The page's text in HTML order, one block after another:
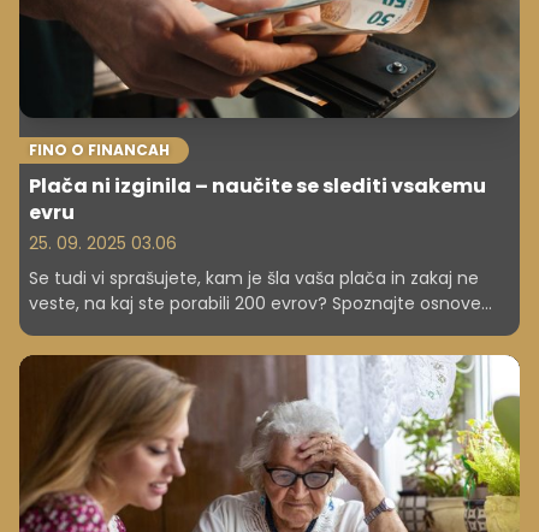
FINO O FINANCAH
Plača ni izginila – naučite se slediti vsakemu
evru
25. 09. 2025 03.06
Se tudi vi sprašujete, kam je šla vaša plača in zakaj ne
veste, na kaj ste porabili 200 evrov? Spoznajte osnove
zadihali, saj boste za vsak vaš evro vedeli, kam je šel, ob
tem pa si boste zgradili varno finančno prihodnost. V
članku preverite, kako začeti!